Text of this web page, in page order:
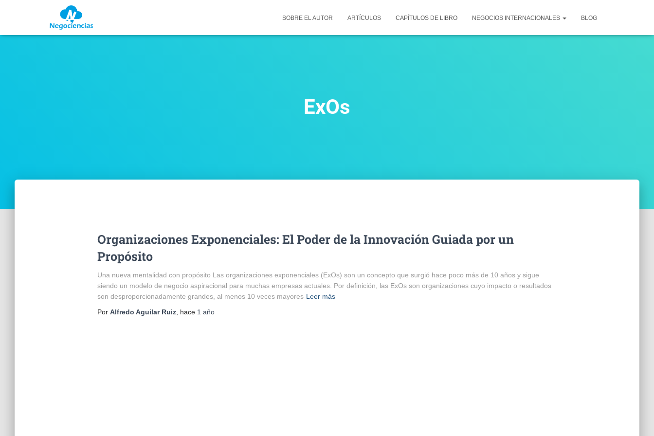
SOBRE EL AUTOR ARTÍCULOS CAPÍTULOS DE LIBRO NEGOCIOS INTERNACIONALES BLOG
ExOs
Organizaciones Exponenciales: El Poder de la Innovación Guiada por un
Propósito
Una nueva mentalidad con propósito Las organizaciones exponenciales (ExOs) son un concepto que surgió hace poco más de 10 años y sigue
siendo un modelo de negocio aspiracional para muchas empresas actuales. Por definición, las ExOs son organizaciones cuyo impacto o resultados
son desproporcionadamente grandes, al menos 10 veces mayores Leer más
Por Alfredo Aguilar Ruiz, hace 1 año